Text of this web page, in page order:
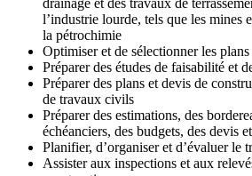
drainage et des travaux de
l’industrie lourde, tels que les mines
la pétrochimie
Optimiser et de sélectionner les
Préparer des études de faisabilité et
Préparer des plans et devis de
de travaux civils
Préparer des estimations, des
échéanciers, des budgets, des devis
Planifier, d’organiser et d’évaluer le
Assister aux inspections et aux